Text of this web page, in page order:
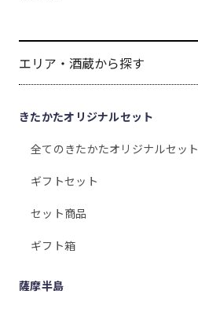
エリア・酒蔵から探す
きたかたオリジナルセット
全てのきたかたオリジナルセット
ギフトセット
セット商品
ギフト箱
薩摩半島